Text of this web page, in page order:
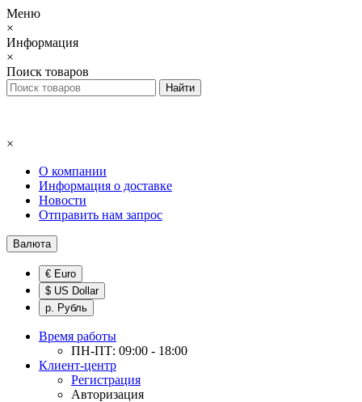
Меню
×
Информация
×
Поиск товаров
×
О компании
Информация о доставке
Новости
Отправить нам запрос
Валюта
€ Euro
$ US Dollar
р. Рубль
Время работы
ПН-ПТ: 09:00 - 18:00
Клиент-центр
Регистрация
Авторизация